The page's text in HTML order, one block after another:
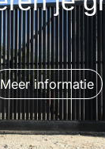
Meer informatie